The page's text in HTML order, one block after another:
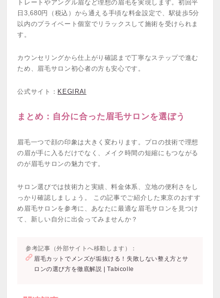
トレートやアングル眉など理想の眉毛を実現します。初回平
日3,680円（税込）から通える手頃な料金設定で、駅徒歩5分
以内のプライベート個室でリラックスして施術を受けられま
す。
カウンセリングから仕上がり確認まで丁寧なステップで進む
ため、眉毛サロン初心者の方も安心です。
公式サイト： KEGIRAI
まとめ：自分に合った眉毛サロンを選ぼう
眉毛一つで顔の印象は大きく変わります。プロの技術で理想
の眉が手に入るだけでなく、メイク時間の短縮にもつながる
のが眉毛サロンの魅力です。
サロン選びでは技術力と実績、料金体系、立地の便利さをし
っかり確認しましょう。 この記事でご紹介した東京のおすす
め眉毛サロンを参考に、あなたに最適な眉毛サロンを見つけ
て、新しい自分に出会ってみませんか？
参考記事（外部サイトへ移動します）：
眉毛カットでメンズが垢抜ける！失敗しない整え方とサ
ロンの選び方を徹底解説 | Tabicolle